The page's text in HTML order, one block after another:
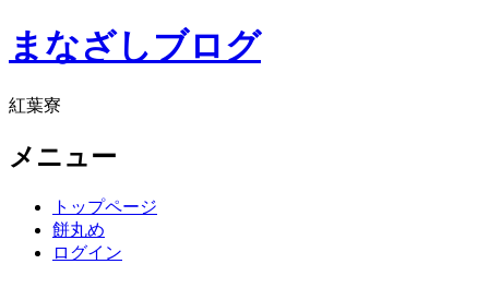
まなざしブログ
紅葉寮
メニュー
トップページ
餅丸め
ログイン